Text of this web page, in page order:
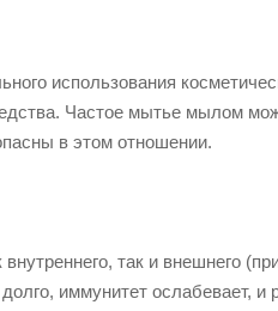
использования
Частое мытье мылом
в этом отношении.
так и внешнего
иммунитет ослабевает,